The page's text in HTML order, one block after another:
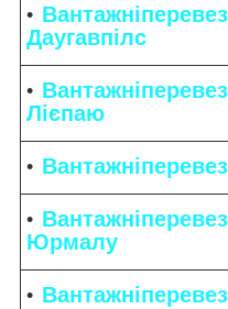
Даугавпілс
Лієпаю
Юрмалу